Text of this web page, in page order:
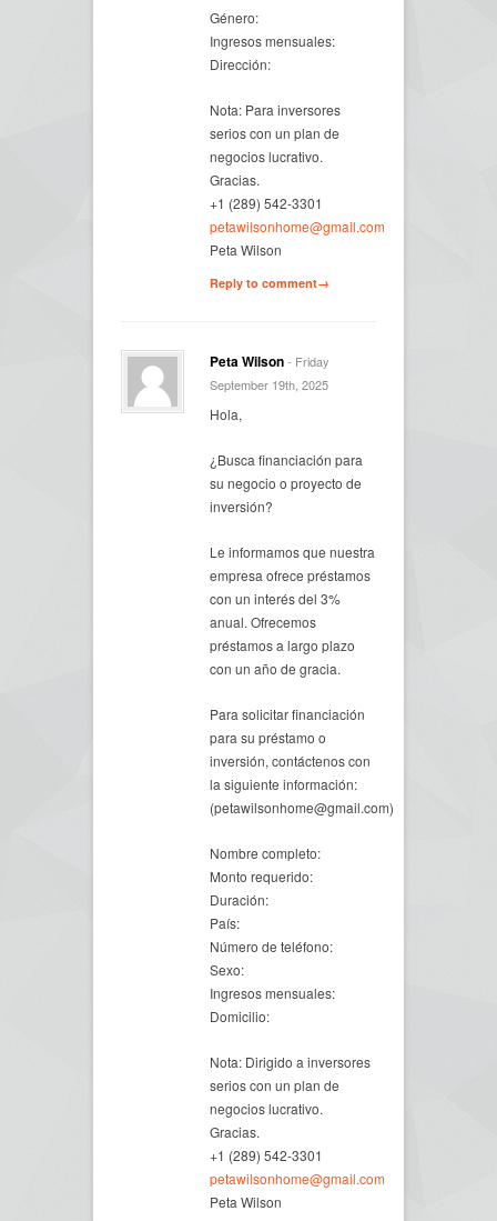
Género:
Ingresos mensuales:
Dirección:
Nota: Para inversores
serios con un plan de
negocios lucrativo.
Gracias.
+1 (289) 542-3301
petawilsonhome@gmail.com
Peta Wilson
Reply to comment→
Peta Wilson- Friday
September 19th, 2025
Hola,
¿Busca financiación para
su negocio o proyecto de
inversión?
Le informamos que nuestra
empresa ofrece préstamos
con un interés del 3%
anual. Ofrecemos
préstamos a largo plazo
con un año de gracia.
Para solicitar financiación
para su préstamo o
inversión, contáctenos con
la siguiente información:
(petawilsonhome@gmail.com)
Nombre completo:
Monto requerido:
Duración:
País:
Número de teléfono:
Sexo:
Ingresos mensuales:
Domicilio:
Nota: Dirigido a inversores
serios con un plan de
negocios lucrativo.
Gracias.
+1 (289) 542-3301
petawilsonhome@gmail.com
Peta Wilson